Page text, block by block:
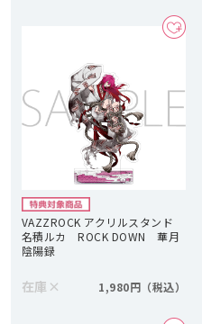
VAZZROCK アクリルスタンド
名積ルカ ROCK DOWN 華月
陰陽録
在庫 × 1,980円